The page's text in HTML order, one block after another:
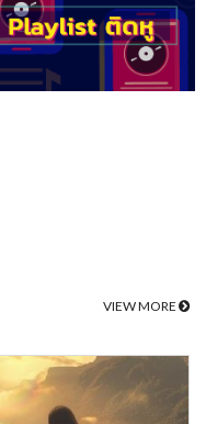
VIEW MORE